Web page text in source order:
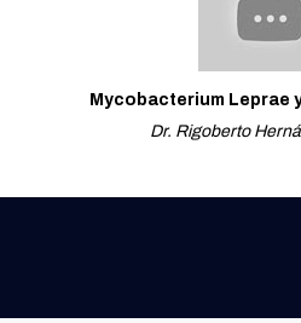
Mycobacterium Leprae
Dr. Rigoberto